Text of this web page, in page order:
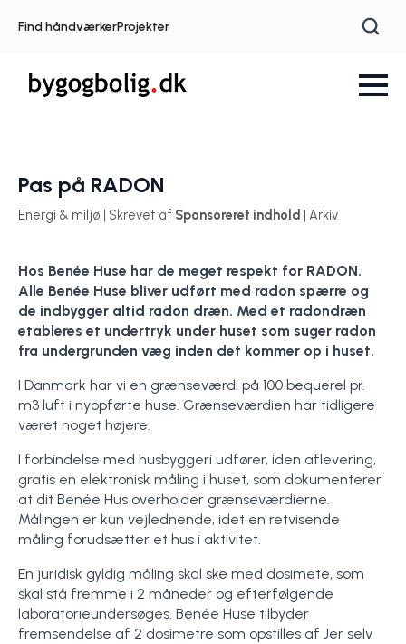
Find håndværkerProjekter
Pas på RADON
Energi & miljø | Skrevet af Sponsoreret indhold | Arkiv
Hos Benée Huse har de meget respekt for RADON.
Alle Benée Huse bliver udført med radon spærre og
de indbygger altid radon dræn. Med et radondræn
etableres et undertryk under huset som suger radon
fra undergrunden væg inden det kommer op i huset.
I Danmark har vi en grænseværdi på 100 bequerel pr.
m3 luft i nyopførte huse. Grænseværdien har tidligere
været noget højere.
I forbindelse med husbyggeri udfører, iden aflevering,
gratis en elektronisk måling i huset, som dokumenterer
at dit Benée Hus overholder grænseværdierne.
Målingen er kun vejlednende, idet en retvisende
måling forudsætter et hus i aktivitet.
En juridisk gyldig måling skal ske med dosimete, som
skal stå fremme i 2 måneder og efterfølgende
laboratorieundersøges. Benée Huse tilbyder
fremsendelse af 2 dosimetre som opstilles af Jer selv